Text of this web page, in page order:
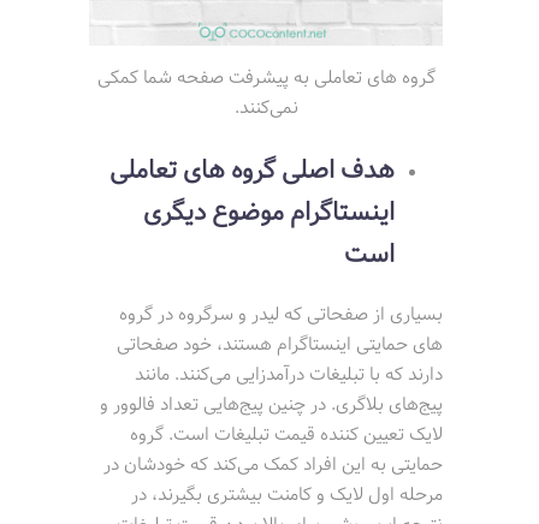
گروه های تعاملی به پیشرفت صفحه شما کمکی
نمی‌کنند.
هدف اصلی گروه های تعاملی
اینستاگرام موضوع دیگری
است
بسیاری از صفحاتی که لیدر و سرگروه در گروه
های حمایتی اینستاگرام هستند، خود صفحاتی
دارند که با تبلیغات درآمدزایی می‌کنند. مانند
پیج‌های بلاگری. در چنین پیج‌هایی تعداد فالوور و
لایک تعیین کننده قیمت تبلیغات است. گروه
حمایتی به این افراد کمک می‌کند که خودشان در
مرحله اول لایک و کامنت بیشتری بگیرند، در